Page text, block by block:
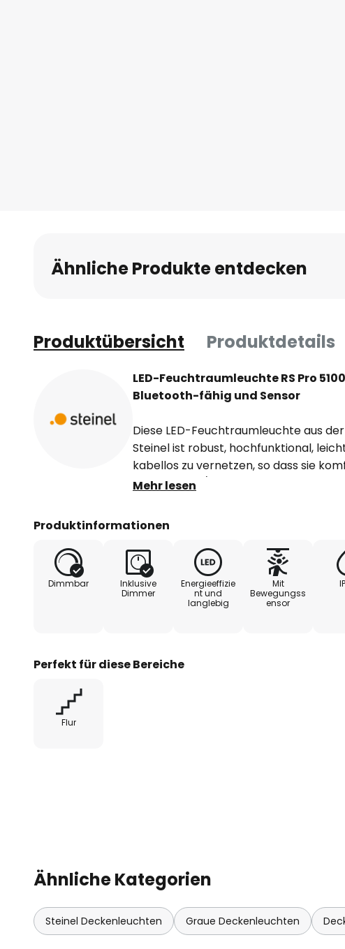
Ähnliche Produkte entdecken
Produktübersicht Produktdetails
LED-Feuchtraumleuchte RS Pro
Bluetooth-fähig und Sensor
Diese LED-Feuchtraumleuchte aus
Steinel ist robust, hochfunktional,
kabellos zu vernetzen, so dass sie
Smartphone/Tablet über die Steinel-
lassen sich Verkabelung und
konfigurieren. Dank Tageslicht- und
Präsenzerkennung kann die
autonom erfolgen.
- mit Akku und Notlichtfunktion mit
- steuerbar per Steinel-App via
- alle Steinel Bluetooth-Produkte
werden
Mehr lesen
Produktinformationen
Dimmbar
Inklusive
Dimmer
Energieeffizie
nt und
langlebig
Mit
Bewegungss
ensor
Perfekt für diese Bereiche
Flur
Ähnliche Kategorien
Steinel Deckenleuchten Graue Deckenleuchten